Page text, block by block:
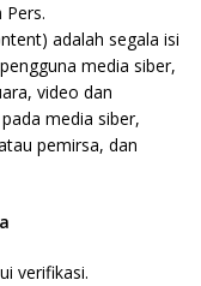
Pers.
adalah segala isi
media siber,
video dan
media siber,
pemirsa, dan
verifikasi.